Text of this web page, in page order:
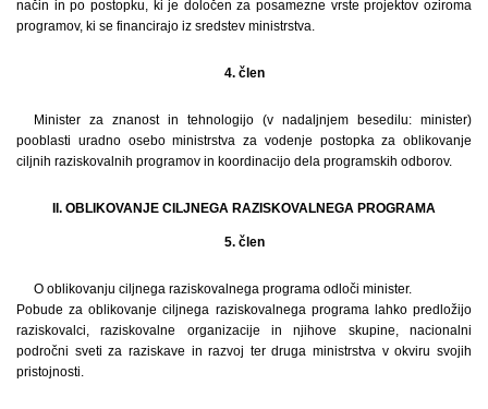
način in po postopku, ki je določen za posamezne vrste projektov oziroma
programov, ki se financirajo iz sredstev ministrstva.
4. člen
Minister za znanost in tehnologijo (v nadaljnjem besedilu: minister)
pooblasti uradno osebo ministrstva za vodenje postopka za oblikovanje
ciljnih raziskovalnih programov in koordinacijo dela programskih odborov.
II. OBLIKOVANJE CILJNEGA RAZISKOVALNEGA PROGRAMA
5. člen
O oblikovanju ciljnega raziskovalnega programa odloči minister.
Pobude za oblikovanje ciljnega raziskovalnega programa lahko predložijo
raziskovalci, raziskovalne organizacije in njihove skupine, nacionalni
področni sveti za raziskave in razvoj ter druga ministrstva v okviru svojih
pristojnosti.